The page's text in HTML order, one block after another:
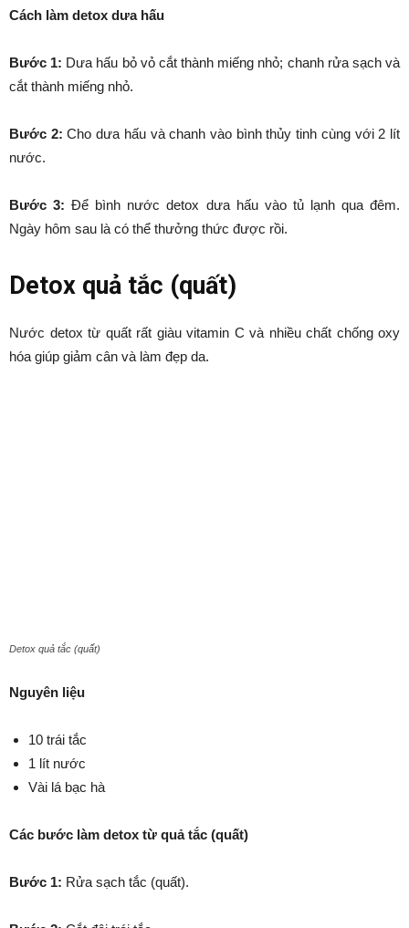
Cách làm detox dưa hấu
Bước 1: Dưa hấu bỏ vỏ cắt thành miếng nhỏ; chanh rửa sạch và
cắt thành miếng nhỏ.
Bước 2: Cho dưa hấu và chanh vào bình thủy tinh cùng với 2 lít
nước.
Bước 3: Để bình nước detox dưa hấu vào tủ lạnh qua đêm.
Ngày hôm sau là có thể thưởng thức được rồi.
Detox quả tắc (quất)
Nước detox từ quất rất giàu vitamin C và nhiều chất chống oxy
hóa giúp giảm cân và làm đẹp da.
Detox quả tắc (quất)
Nguyên liệu
10 trái tắc
1 lít nước
Vài lá bạc hà
Các bước làm detox từ quả tắc (quất)
Bước 1: Rửa sạch tắc (quất).